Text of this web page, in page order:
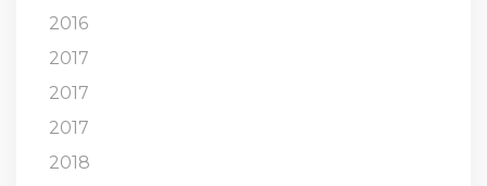
2016
2017
2017
2017
2018